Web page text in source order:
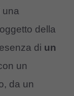
una
della
di un
un
da un